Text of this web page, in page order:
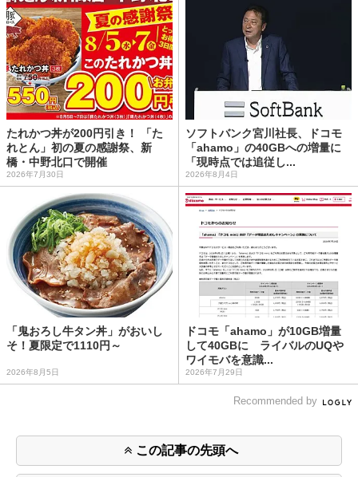
たれかつ丼が200円引き！ 「た
れとん」初の夏の感謝祭、新
橋・中野北口で開催
2026年7月30日
ソフトバンク宮川社長、ドコモ
「ahamo」の40GBへの増量に
「現時点では追従し...
2026年8月4日
「鬼おろし牛タン丼」がおいし
そ！夏限定で1110円～
2026年8月5日
ドコモ「ahamo」が10GB増量
して40GBに ライバルのUQや
ワイモバを意識...
2026年7月29日
Recommended by
この記事の先頭へ